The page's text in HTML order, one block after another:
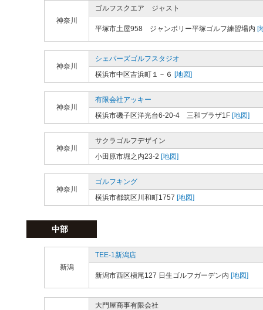
神奈川
ゴルフスクエア ジャスト
平塚市土屋958 ジャンボリー平塚ゴルフ練習場内 [
神奈川
シェパーズゴルフスタジオ
横浜市中区吉浜町１－６ [地図]
神奈川
有限会社アッキー
横浜市磯子区洋光台6-20-4 三和プラザ1F [地図]
神奈川
サクラゴルフデザイン
小田原市堀之内23-2 [地図]
神奈川
ゴルフキング
横浜市都筑区川和町1757 [地図]
中部
新潟
TEE-1新潟店
新潟市西区槇尾127 日生ゴルフガーデン内 [地図]
大門屋商事有限会社